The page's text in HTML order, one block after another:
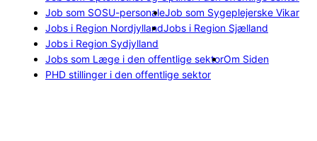
Job som SOSU-personaleJob som Sygeplejerske Vikar
Jobs i Region NordjyllandJobs i Region Sjælland
Jobs i Region Sydjylland
Jobs som Læge i den offentlige sektorOm Siden
PHD stillinger i den offentlige sektor